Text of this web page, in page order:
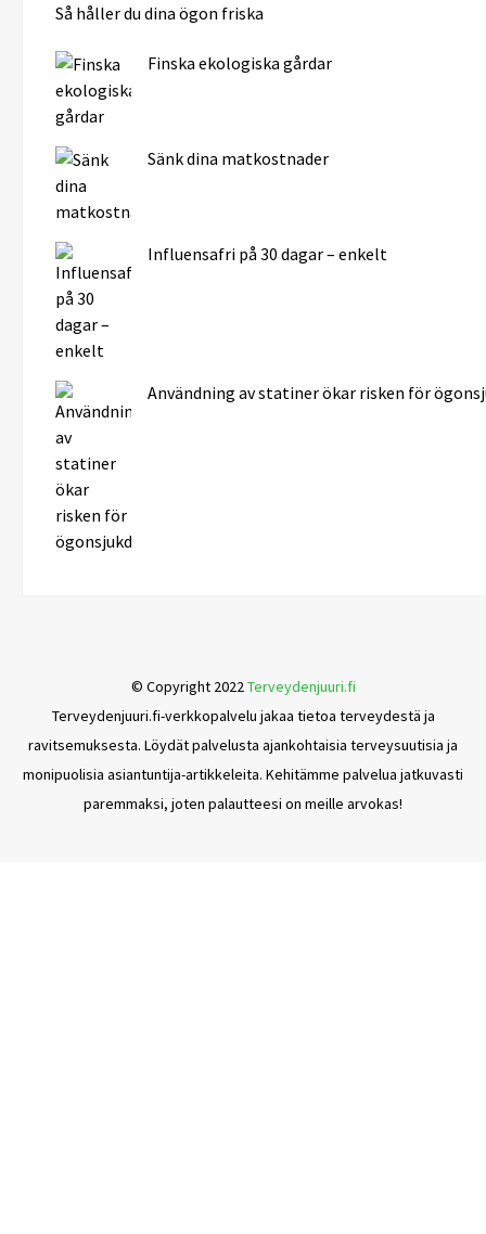
Så håller du dina ögon friska
Finska ekologiska gårdar
Sänk dina matkostnader
Influensafri på 30 dagar – enkelt
Användning av statiner ökar risken för
© Copyright 2022Terveydenjuuri.fi
Terveydenjuuri.fi-verkkopalvelu jakaa tietoa terveydestä ja
ravitsemuksesta. Löydät palvelusta ajankohtaisia terveysuutisia ja
monipuolisia asiantuntija-artikkeleita. Kehitämme palvelua jatkuvasti
paremmaksi, joten palautteesi on meille arvokas!